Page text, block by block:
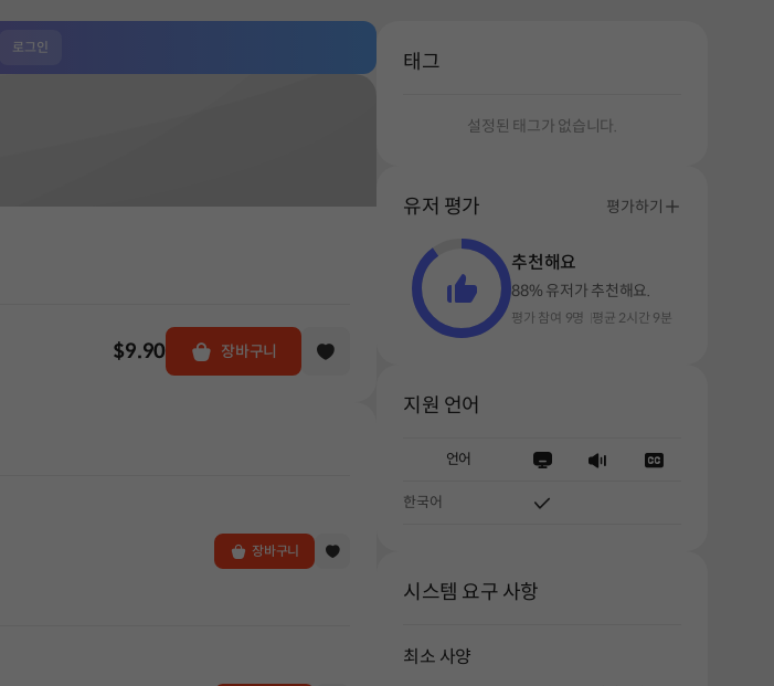
로그인
$9.90 장바구니
장바구니
태그
설정된 태그가 없습니다.
유저 평가 평가하기
추천해요
88% 유저가 추천해요.
평가 참여 9명 평균 2시간 9분
지원 언어
언어
한국어
시스템 요구 사항
최소 사양